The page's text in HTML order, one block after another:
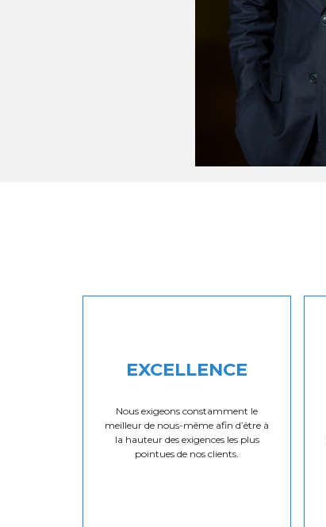
EXCELLENCE
Nous exigeons constamment le
meilleur de nous-même afin d’être à
la hauteur des exigences les plus
pointues de nos clients.